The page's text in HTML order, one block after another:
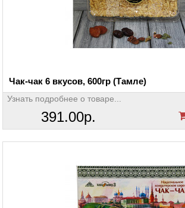
Чак-чак 6 вкусов, 600гр (Тамле)
Узнать подробнее о товаре...
391.00р.